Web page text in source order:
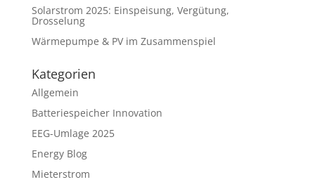
Solarstrom 2025: Einspeisung, Vergütung,
Drosselung
Wärmepumpe & PV im Zusammenspiel
Kategorien
Allgemein
Batteriespeicher Innovation
EEG-Umlage 2025
Energy Blog
Mieterstrom